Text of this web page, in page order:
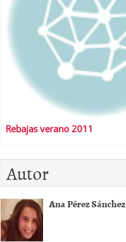
Rebajas verano 2011
Autor
Ana Pérez Sánchez